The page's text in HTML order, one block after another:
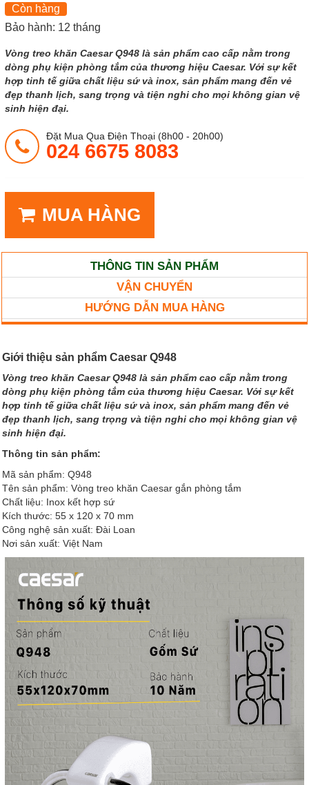
Còn hàng
Bảo hành: 12 tháng
Vòng treo khăn Caesar Q948 là sản phẩm cao cấp nằm trong
dòng phụ kiện phòng tắm của thương hiệu Caesar. Với sự kết
hợp tinh tế giữa chất liệu sứ và inox, sản phẩm mang đến vẻ
đẹp thanh lịch, sang trọng và tiện nghi cho mọi không gian vệ
sinh hiện đại.
Đặt Mua Qua Điện Thoại (8h00 - 20h00)
024 6675 8083
MUA HÀNG
THÔNG TIN SẢN PHẨM
VẬN CHUYỂN
HƯỚNG DẪN MUA HÀNG
Giới thiệu sản phẩm Caesar Q948
Vòng treo khăn Caesar Q948 là sản phẩm cao cấp nằm trong
dòng phụ kiện phòng tắm của thương hiệu Caesar. Với sự kết
hợp tinh tế giữa chất liệu sứ và inox, sản phẩm mang đến vẻ
đẹp thanh lịch, sang trọng và tiện nghi cho mọi không gian vệ
sinh hiện đại.
Thông tin sản phẩm:
Mã sản phẩm: Q948
Tên sản phẩm: Vòng treo khăn Caesar gắn phòng tắm
Chất liệu: Inox kết hợp sứ
Kích thước: 55 x 120 x 70 mm
Công nghệ sản xuất: Đài Loan
Nơi sản xuất: Việt Nam